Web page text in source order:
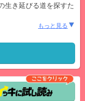
生き延びる道を探すた
もっと見る